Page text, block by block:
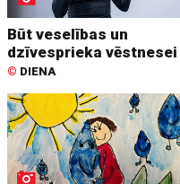
Būt veselības un
dzīvesprieka vēstnesei
© DIENA